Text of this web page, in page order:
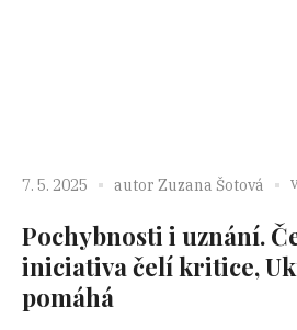
7. 5. 2025 autor Zuzana Šotová
Pochybnosti i uznání.
iniciativa čelí kritice,
pomáhá